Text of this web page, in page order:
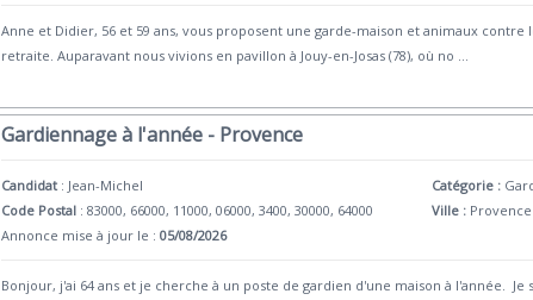
Anne et Didier, 56 et 59 ans, vous proposent une garde-maison et animaux
retraite. Auparavant nous vivions en pavillon à Jouy-en-Josas (78), où no ...
Gardiennage à l'année - Provence
Candidat : Jean-Michel
Code Postal : 83000, 66000, 11000, 06000, 3400, 30000, 64000
Annonce mise à jour le :05/08/2026
Catégorie :
Ville :
Bonjour, j'ai 64 ans et je cherche à un poste de gardien d'une maison à l'année.